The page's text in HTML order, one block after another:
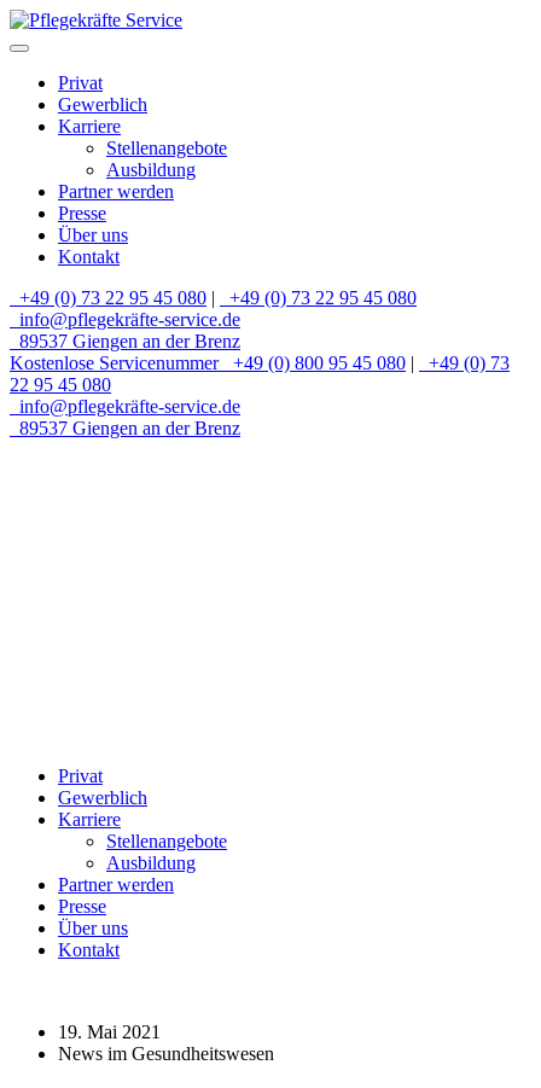
Privat
Gewerblich
Karriere
Stellenangebote
Ausbildung
Partner werden
Presse
Über uns
Kontakt
+49 (0) 73 22 95 45 080 |
+49 (0) 73 22 95 45 080
info@pflegekräfte-service.de
89537 Giengen an der Brenz
Kostenlose Servicenummer
+49 (0) 800 95 45 080 |
+49 (0) 73
22 95 45 080
info@pflegekräfte-service.de
89537 Giengen an der Brenz
Privat
Gewerblich
Karriere
Stellenangebote
Ausbildung
Partner werden
Presse
Über uns
Kontakt
19. Mai 2021
News im Gesundheitswesen